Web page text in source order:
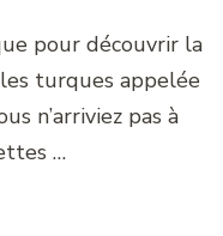
pour découvrir la
turques appelée
n’arriviez pas à
…